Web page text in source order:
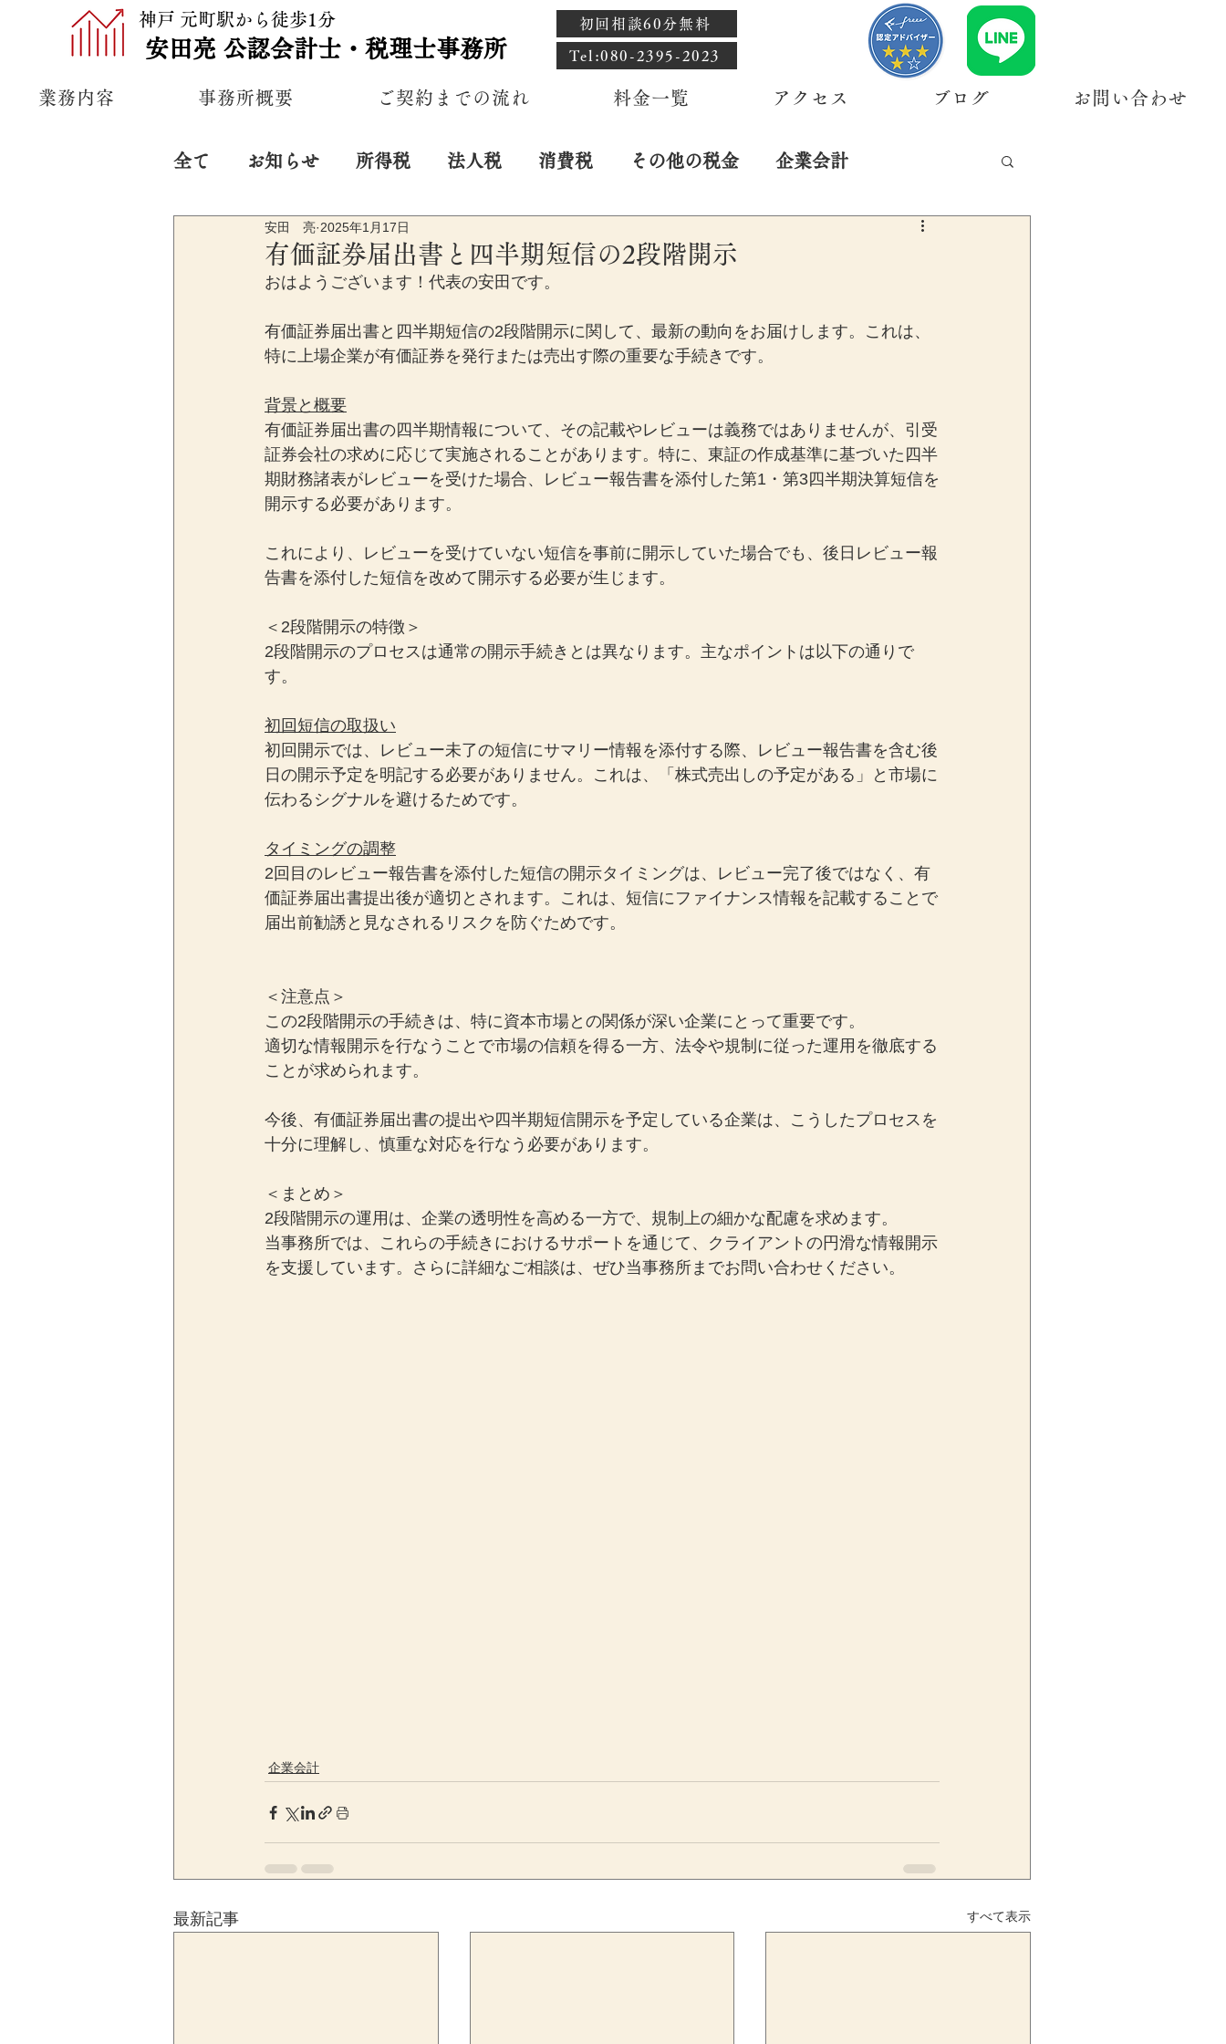
神戸 元町駅から徒歩1分
安田亮 公認会計士・税理士事務所
初回相談60分無料
​Tel:080-2395-2023
業務内容 事務所概要 ご契約までの流れ 料金一覧 アクセス ブログ お問い合わせ
全て お知らせ 所得税 法人税 消費税 その他の税金 企業会計
プライベート 経営
有価証券届出書と四半期短信の2段階開示
安田 亮 2025年1月17日
おはようございます！代表の安田です。
有価証券届出書と四半期短信の2段階開示に関して、最新の動向をお届けします。これは、
特に上場企業が有価証券を発行または売出す際の重要な手続きです。
背景と概要
有価証券届出書の四半期情報について、その記載やレビューは義務ではありませんが、引受
証券会社の求めに応じて実施されることがあります。特に、東証の作成基準に基づいた四半
期財務諸表がレビューを受けた場合、レビュー報告書を添付した第1・第3四半期決算短信を
開示する必要があります。
これにより、レビューを受けていない短信を事前に開示していた場合でも、後日レビュー報
告書を添付した短信を改めて開示する必要が生じます。
＜2段階開示の特徴＞
2段階開示のプロセスは通常の開示手続きとは異なります。主なポイントは以下の通りで
す。
初回短信の取扱い
初回開示では、レビュー未了の短信にサマリー情報を添付する際、レビュー報告書を含む後
日の開示予定を明記する必要がありません。これは、「株式売出しの予定がある」と市場に
伝わるシグナルを避けるためです。
タイミングの調整
2回目のレビュー報告書を添付した短信の開示タイミングは、レビュー完了後ではなく、有
価証券届出書提出後が適切とされます。これは、短信にファイナンス情報を記載することで
届出前勧誘と見なされるリスクを防ぐためです。
＜注意点＞
この2段階開示の手続きは、特に資本市場との関係が深い企業にとって重要です。
適切な情報開示を行なうことで市場の信頼を得る一方、法令や規制に従った運用を徹底する
ことが求められます。
今後、有価証券届出書の提出や四半期短信開示を予定している企業は、こうしたプロセスを
十分に理解し、慎重な対応を行なう必要があります。
＜まとめ＞
2段階開示の運用は、企業の透明性を高める一方で、規制上の細かな配慮を求めます。
当事務所では、これらの手続きにおけるサポートを通じて、クライアントの円滑な情報開示
を支援しています。さらに詳細なご相談は、ぜひ当事務所までお問い合わせください。
企業会計
最新記事 すべて表示